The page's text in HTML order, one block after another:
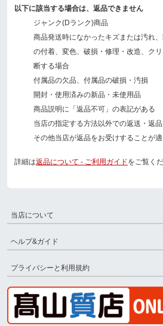
以下に該当する場合は、返品できません
ジャンク(Dランク)商品
商品発送時になかったキズまたは汚れ
の付着、変色、破損・修理・改造、ク
断する場合
付属品の欠品、付属品の破損・汚損
開封・使用済みの新品・未使用品
商品説明に「返品不可」の表記がある
当店の指定する方法以外での返送・返
その他当店が返品をお受けすることが
詳細は返品について - ご利用ガイドをご覧く
当店について
ヘルプ&ガイド
プライバシーと利用規約